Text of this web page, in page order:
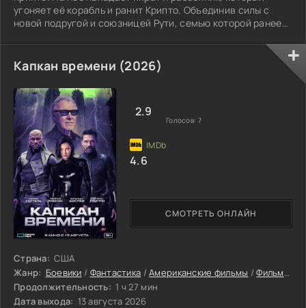
угоняет её корабль и ранит Крипто. Объединив силы с
новой подругой и союзницей Рути, семью которой ранее
Капкан времени (2026)
Страна: США
Жанр: Боевики / Фантастика /Американские фильмы /Фильмы онлайн
Продолжительность: 1 ч 27 мин
Дата выхода: 13 августа 2026
СМОТРЕТЬ ОНЛАЙН
2.9
Голосов: 7
4.6